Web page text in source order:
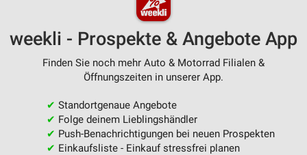
weekli - Prospekte & Angebote App
Finden Sie noch mehr Auto & Motorrad Filialen &
Öffnungszeiten in unserer App.
✔ Standortgenaue Angebote
✔ Folge deinem Lieblingshändler
✔ Push-Benachrichtigungen bei neuen Prospekten
✔ Einkaufsliste - Einkauf stressfrei planen